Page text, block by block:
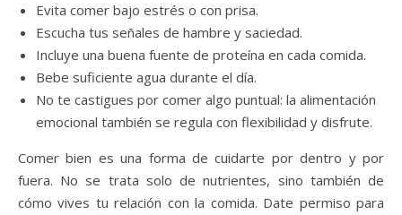
Evita comer bajo estrés o con prisa.
Escucha tus señales de hambre y saciedad.
Incluye una buena fuente de proteína en cada comida.
Bebe suficiente agua durante el día.
No te castigues por comer algo puntual: la alimentación
emocional también se regula con flexibilidad y disfrute.
Comer bien es una forma de cuidarte por dentro y por
fuera. No se trata solo de nutrientes, sino también de
cómo vives tu relación con la comida. Date permiso para